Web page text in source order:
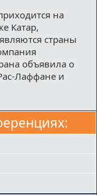
на
Катар,
страны
объявила о
Лаффане и